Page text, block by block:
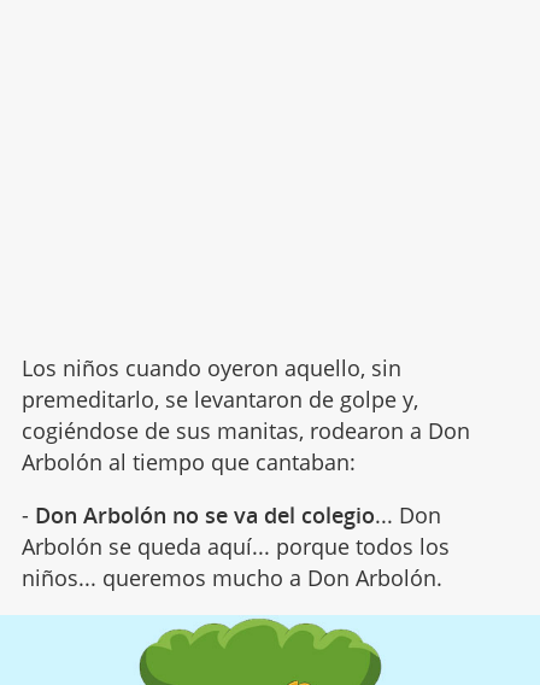
Los niños cuando oyeron aquello, sin
premeditarlo, se levantaron de golpe y,
cogiéndose de sus manitas, rodearon a Don
Arbolón al tiempo que cantaban:
- Don Arbolón no se va del colegio... Don
Arbolón se queda aquí... porque todos los
niños... queremos mucho a Don Arbolón.